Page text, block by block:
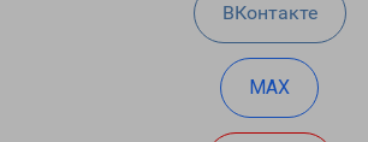
ВКонтакте
MAX